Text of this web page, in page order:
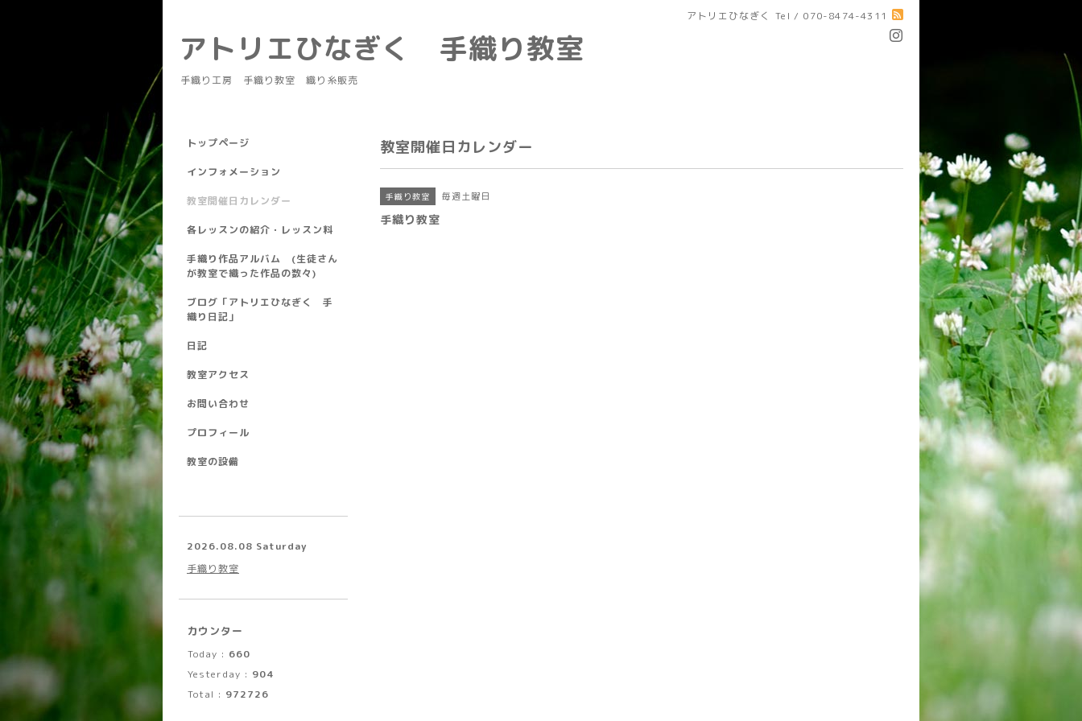
アトリエひなぎく Tel / 070-8474-4311
アトリエひなぎく 手織り教室
手織り工房 手織り教室 織り糸販売
教室開催日カレンダー
手織り教室 毎週土曜日
手織り教室
トップページ
インフォメーション
教室開催日カレンダー
各レッスンの紹介・レッスン料
手織り作品アルバム (生徒さん
が教室で織った作品の数々)
ブログ「アトリエひなぎく 手
織り日記」
日記
教室アクセス
お問い合わせ
プロフィール
教室の設備
2026.08.08 Saturday
手織り教室
カウンター
Today : 660
Yesterday : 904
Total : 972726